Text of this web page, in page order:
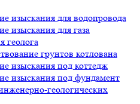
изыскания для водопровода
изыскания для газа
геолога
грунтов котлована
изыскания под коттедж
изыскания под фундамент
геологических